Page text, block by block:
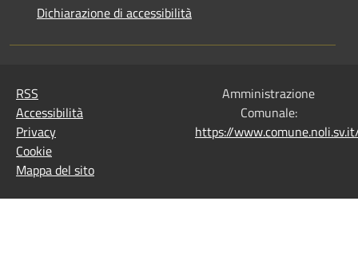
Dichiarazione di accessibilità
RSS
Accessibilità
Privacy
Cookie
Mappa del sito
Amministrazione
Comunale:
https://